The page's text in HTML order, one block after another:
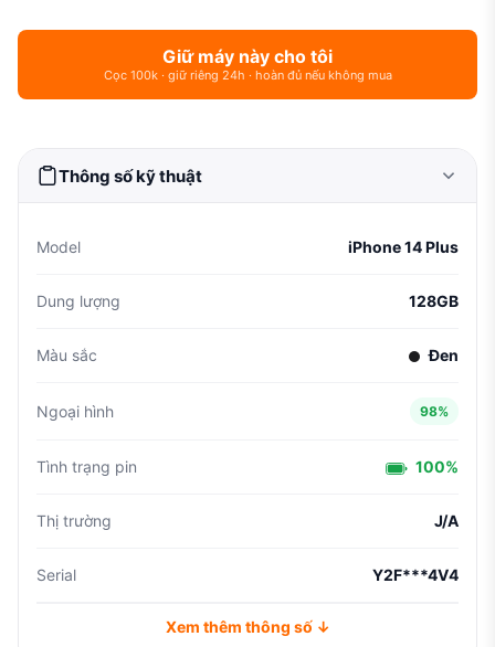
Giữ máy này cho tôi
Cọc 100k · giữ riêng 24h · hoàn đủ nếu không mua
Thông số kỹ thuật
Model iPhone 14 Plus
Dung lượng 128GB
Màu sắc Đen
Ngoại hình 98%
Tình trạng pin 100%
Thị trường J/A
Serial Y2F***4V4
Xem thêm thông số ↓